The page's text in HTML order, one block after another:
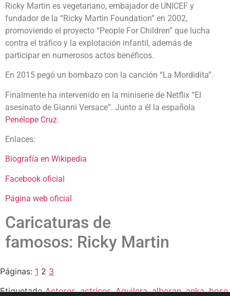
Ricky Martin es vegetariano, embajador de UNICEF y
fundador de la “Ricky Martin Foundation” en 2002,
promoviendo el proyecto “People For Children” que lucha
contra el tráfico y la explotación infantil, además de
participar en numerosos actos benéficos.
En 2015 pegó un bombazo con la canción “La Mordidita”.
Finalmente ha intervenido en la miniserie de Netflix “El
asesinato de Gianni Versace”. Junto a él la española
Penélope Cruz.
Enlaces:
Biografía en Wikipedia
Facebook oficial
Página web oficial
Caricaturas de
famosos: Ricky Martin
Páginas: 1 2 3
EtiquetadoActores,actrices,Aguilera,alboran,anka,bose,